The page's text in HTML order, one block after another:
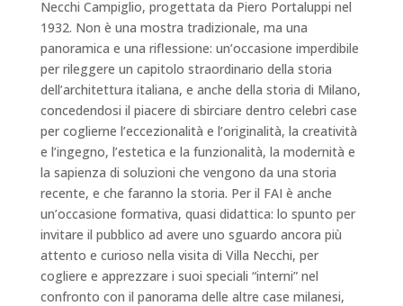
Necchi Campiglio, progettata da Piero Portaluppi nel
1932. Non è una mostra tradizionale, ma una
panoramica e una riflessione: un’occasione imperdibile
per rileggere un capitolo straordinario della storia
dell’architettura italiana, e anche della storia di Milano,
concedendosi il piacere di sbirciare dentro celebri case
per coglierne l’eccezionalità e l’originalità, la creatività
e l’ingegno, l’estetica e la funzionalità, la modernità e
la sapienza di soluzioni che vengono da una storia
recente, e che faranno la storia. Per il FAI è anche
un’occasione formativa, quasi didattica: lo spunto per
invitare il pubblico ad avere uno sguardo ancora più
attento e curioso nella visita di Villa Necchi, per
cogliere e apprezzare i suoi speciali “interni” nel
confronto con il panorama delle altre case milanesi,